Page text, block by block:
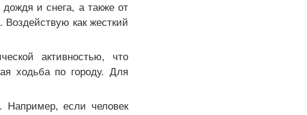
и снега, а также от
Воздействую как жесткий
активностью, что
ходьба по городу. Для
Например, если человек